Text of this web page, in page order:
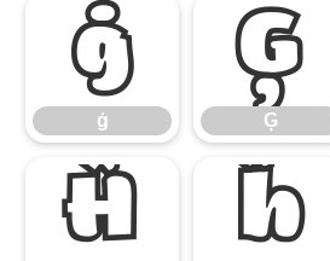
ġ
ġ
Ģ
Ģ
Ĥ ĥ